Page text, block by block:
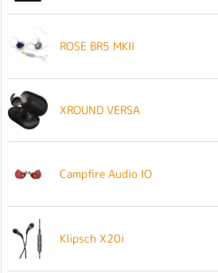
ROSE BR5 MKII
XROUND VERSA
Campfire Audio IO
Klipsch X20i